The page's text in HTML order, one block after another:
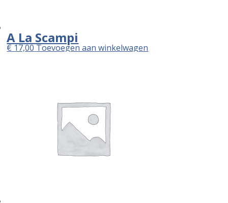
A La Scampi
€17,00Toevoegen aan winkelwagen